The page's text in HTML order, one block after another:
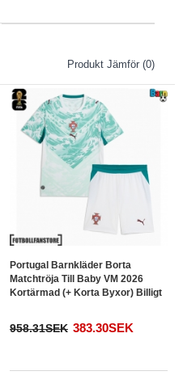
Produkt Jämför (0)
Portugal Barnkläder Borta
Matchtröja Till Baby VM 2026
Kortärmad (+ Korta Byxor) Billigt
958.31SEK 383.30SEK